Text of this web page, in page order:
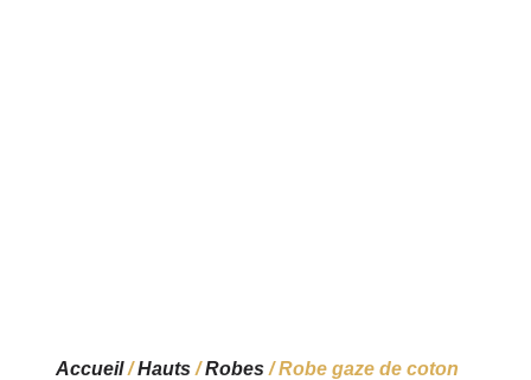
Accueil/Hauts/Robes/ Robe gaze de coton